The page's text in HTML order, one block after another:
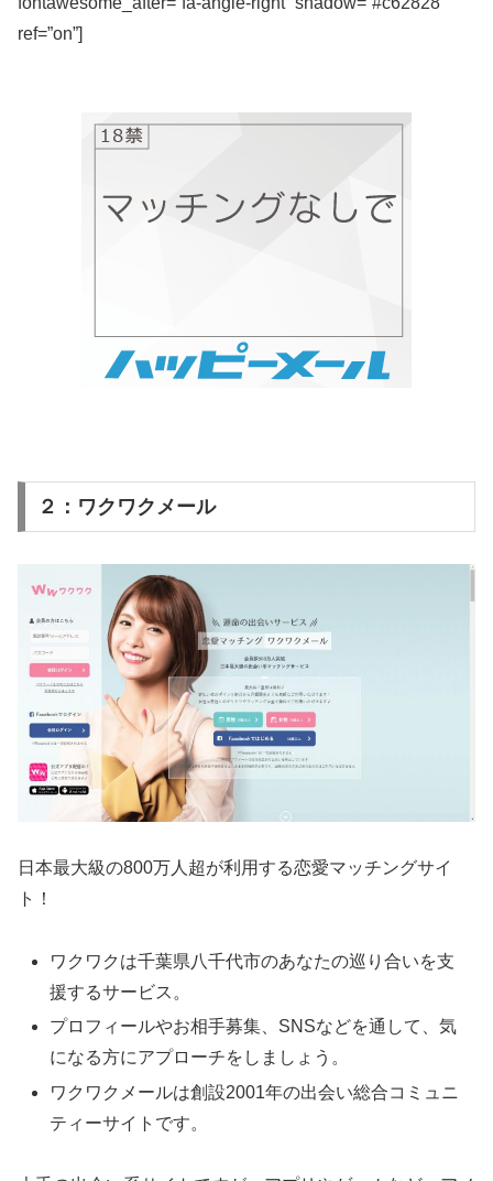
ref=”on”]
２：ワクワクメール
日本最大級の800万人超が利用する恋愛マッチングサイ
ト！
ワクワクは千葉県八千代市のあなたの巡り合いを支
援するサービス。
プロフィールやお相手募集、SNSなどを通して、気
になる方にアプローチをしましょう。
ワクワクメールは創設2001年の出会い総合コミュニ
ティーサイトです。